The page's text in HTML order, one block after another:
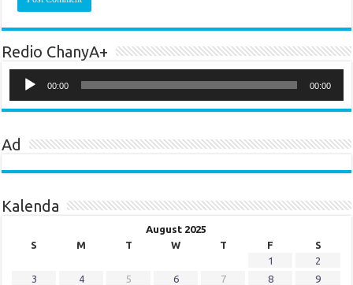
Redio ChanyA+
Player
00:00 00:00
Ad
Kalenda
August 2025
S
M T W T F
S
1
2
3
4 5 6 7 8
9